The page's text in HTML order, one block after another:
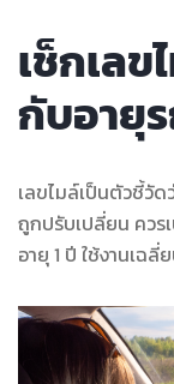
เช็กเลข
กับอายุ
เลขไมล์เป็นตัวชี้วัด
ถูกปรับเปลี่ยน ควร
อายุ 1 ปี ใช้งานเฉ